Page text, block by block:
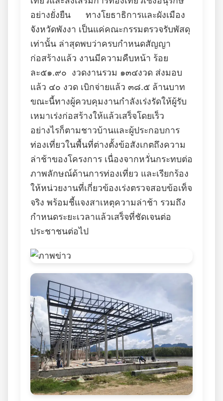
อย่างยั่งยืน ทางโยธาธิการและผังเมือง
จังหวัดพังงา เป็นแค่คณะกรรมตรวจรับพัสดุ
เท่านั้น ล่าสุดพบว่าครบกำหนดสัญญา
ก่อสร้างแล้ว งานมีความคืบหน้า ร้อย
ละ๕๑.๙๐ งวดงานรวม ๑๓๔งวด ส่งมอบ
แล้ว ๔๐ งวด เบิกจ่ายแล้ว ๓๘.๕ ล้านบาท
ขณะนี้ทางผู้ควบคุมงานกำลังเร่งรัดให้ผู้รับ
เหมาเร่งก่อสร้างให้แล้วเสร็จโดยเร็ว
อย่างไรก็ตามชาวบ้านและผู้ประกอบการ
ท่องเที่ยวในพื้นที่ต่างตั้งข้อสังเกตถึงความ
ล่าช้าของโครงการ เนื่องจากหวั่นกระทบต่อ
ภาพลักษณ์ด้านการท่องเที่ยว และเรียกร้อง
ให้หน่วยงานที่เกี่ยวข้องเร่งตรวจสอบข้อเท็จ
จริง พร้อมชี้แจงสาเหตุความล่าช้า รวมถึง
กำหนดระยะเวลาแล้วเสร็จที่ชัดเจนต่อ
ประชาชนต่อไป